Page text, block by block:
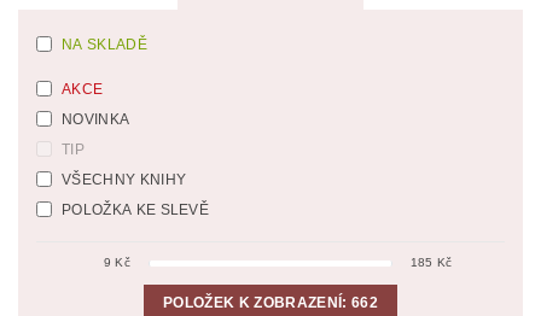
NA SKLADĚ
AKCE
NOVINKA
TIP
VŠECHNY KNIHY
POLOŽKA KE SLEVĚ
9 Kč 185 Kč
POLOŽEK K ZOBRAZENÍ: 662